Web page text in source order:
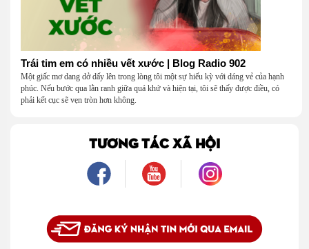
Trái tim em có nhiều vết xước | Blog Radio 902
Một giấc mơ dang dở dấy lên trong lòng tôi một sự hiếu kỳ với dáng vẻ của hạnh
phúc. Nếu bước qua lằn ranh giữa quá khứ và hiện tại, tôi sẽ thấy được điều, có
phải kết cục sẽ vẹn tròn hơn không.
TƯƠNG TÁC XÃ HỘI